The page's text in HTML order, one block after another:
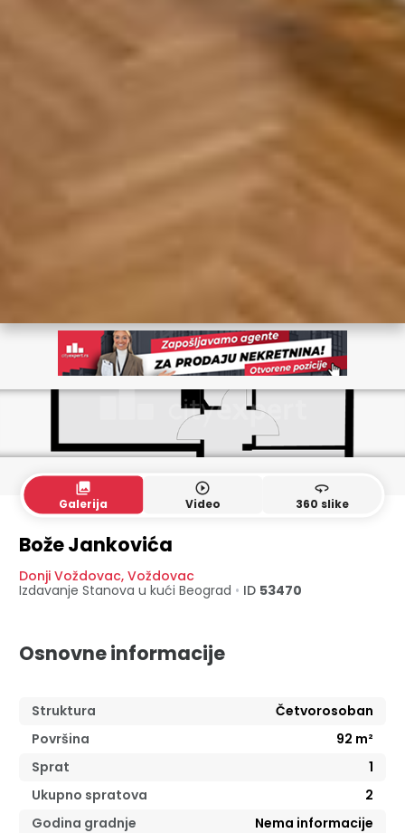
collections
Galerija
play_circle_outline
Video
360
360 slike
Bože Jankovića
Donji Voždovac, Voždovac
Izdavanje Stanova u kući Beograd • ID 53470
Osnovne informacije
Struktura
Četvorosoban
Površina
92 m²
Sprat
1
Ukupno spratova
2
Godina gradnje
Nema informacije